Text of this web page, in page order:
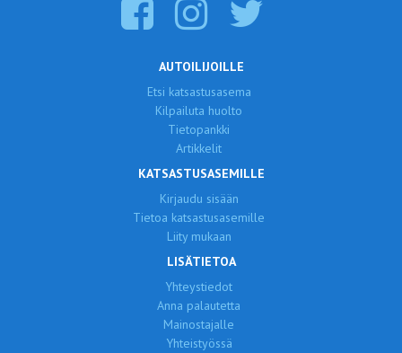
AUTOILIJOILLE
Etsi katsastusasema
Kilpailuta huolto
Tietopankki
Artikkelit
KATSASTUSASEMILLE
Kirjaudu sisään
Tietoa katsastusasemille
Liity mukaan
LISÄTIETOA
Yhteystiedot
Anna palautetta
Mainostajalle
Yhteistyössä